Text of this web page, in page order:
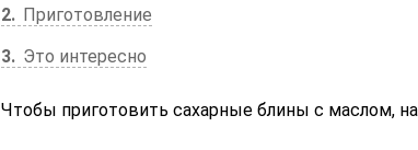
2
Приготовление
3
Это интересно
Чтобы приготовить сахарные блины с маслом,